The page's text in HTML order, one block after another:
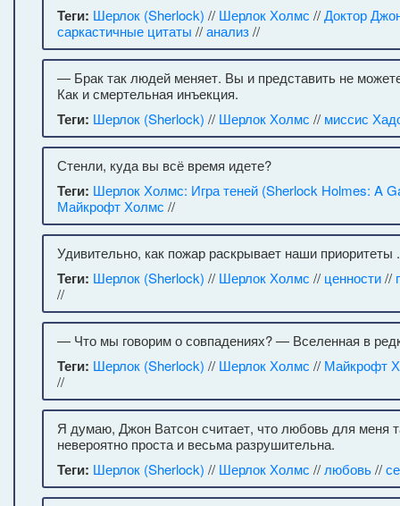
Теги: Шерлок (Sherlock) // Шерлок Холмс //Доктор
саркастичные цитаты //анализ//
— Брак так людей меняет. Вы и представить не
Как и смертельная инъекция.
Теги: Шерлок (Sherlock) // Шерлок Холмс // миссис
Стенли, куда вы всё время идете?
Теги: Шерлок Холмс: Игра теней (Sherlock Holmes: A
Майкрофт Холмс //
Удивительно, как пожар раскрывает наши приоритеты .
Теги: Шерлок (Sherlock) // Шерлок Холмс // ценности//
//
— Что мы говорим о совпадениях? — Вселенная в
Теги: Шерлок (Sherlock) // Шерлок Холмс // Майкрофт
//
Я думаю, Джон Ватсон считает, что любовь для меня
невероятно проста и весьма разрушительна.
Теги: Шерлок (Sherlock) // Шерлок Холмс // любовь//